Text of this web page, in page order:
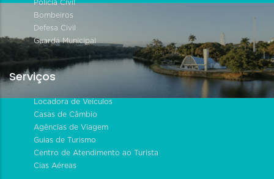
Polícia Civil
Bombeiros
Defesa Civil
Guarda Municipal
Serviços
Locadora de Veículos
Casas de Câmbio
Agências de Viagem
Guias de Turismo
Centro de Atendimento ao Turista
Cias Aéreas